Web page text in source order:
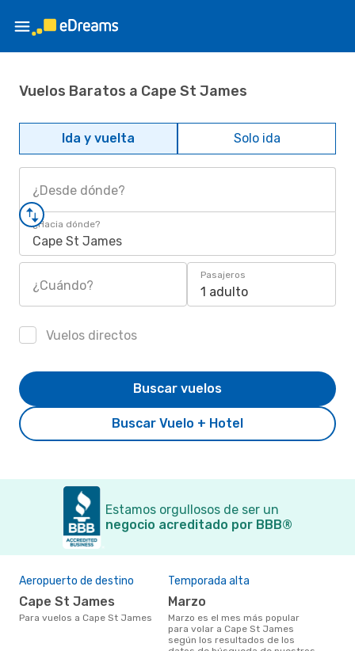
Vuelos Baratos a Cape St James
Ida y vuelta Solo ida
¿Desde dónde?
¿Hacia dónde?
Cape St James
¿Cuándo?
Pasajeros
1 adulto
Vuelos directos
Buscar Vuelo + Hotel
Buscar vuelos
Estamos orgullosos de ser un
negocio acreditado por BBB®
Aeropuerto de destino
Cape St James
Para vuelos a Cape St James
Temporada alta
marzo
marzo es el mes más popular
para volar a Cape St James
según los resultados de los